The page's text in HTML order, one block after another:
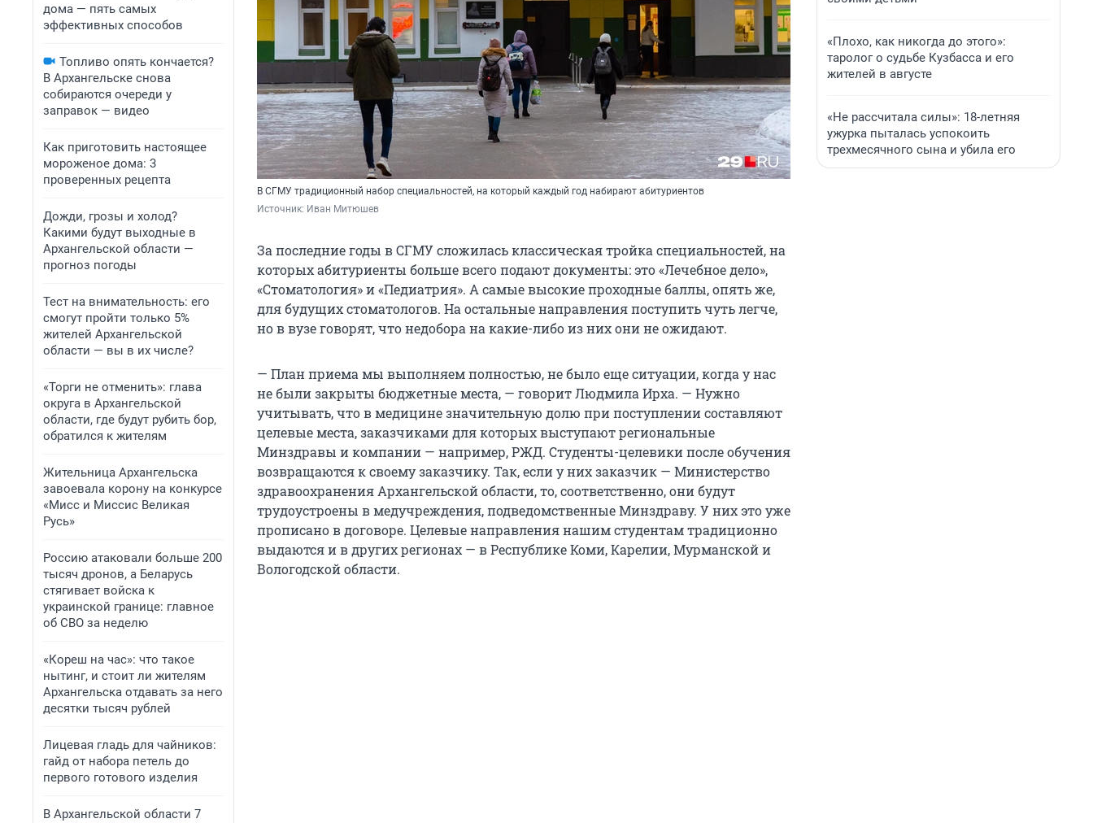
дома — пять самых
эффективных способов
Топливо опять кончается?
В Архангельске снова
собираются очереди у
заправок — видео
Как приготовить настоящее
мороженое дома: 3
проверенных рецепта
Дожди, грозы и холод?
Какими будут выходные в
Архангельской области —
прогноз погоды
Тест на внимательность: его
смогут пройти только 5%
жителей Архангельской
области — вы в их числе?
«Торги не отменить»: глава
округа в Архангельской
области, где будут рубить бор,
обратился к жителям
Жительница Архангельска
завоевала корону на конкурсе
«Мисс и Миссис Великая
Русь»
Россию атаковали больше 200
тысяч дронов, а Беларусь
стягивает войска к
украинской границе: главное
об СВО за неделю
«Кореш на час»: что такое
нытинг, и стоит ли жителям
Архангельска отдавать за него
десятки тысяч рублей
Лицевая гладь для чайников:
гайд от набора петель до
первого готового изделия
В Архангельской области 7
В СГМУ традиционный набор специальностей, на который каждый год набирают абитуриентов
Источник: Иван Митюшев
За последние годы в СГМУ сложилась классическая тройка специальностей, на
которых абитуриенты больше всего подают документы: это «Лечебное дело»,
«Стоматология» и «Педиатрия». А самые высокие проходные баллы, опять же,
для будущих стоматологов. На остальные направления поступить чуть легче,
но в вузе говорят, что недобора на какие-либо из них они не ожидают.
— План приема мы выполняем полностью, не было еще ситуации, когда у нас
не были закрыты бюджетные места, — говорит Людмила Ирха. — Нужно
учитывать, что в медицине значительную долю при поступлении составляют
целевые места, заказчиками для которых выступают региональные
Минздравы и компании — например, РЖД. Студенты-целевики после обучения
возвращаются к своему заказчику. Так, если у них заказчик — Министерство
здравоохранения Архангельской области, то, соответственно, они будут
трудоустроены в медучреждения, подведомственные Минздраву. У них это уже
прописано в договоре. Целевые направления нашим студентам традиционно
выдаются и в других регионах — в Республике Коми, Карелии, Мурманской и
Вологодской области.
«Плохо, как никогда до этого»:
таролог о судьбе Кузбасса и его
жителей в августе
«Не рассчитала силы»: 18-летняя
ужурка пыталась успокоить
трехмесячного сына и убила его